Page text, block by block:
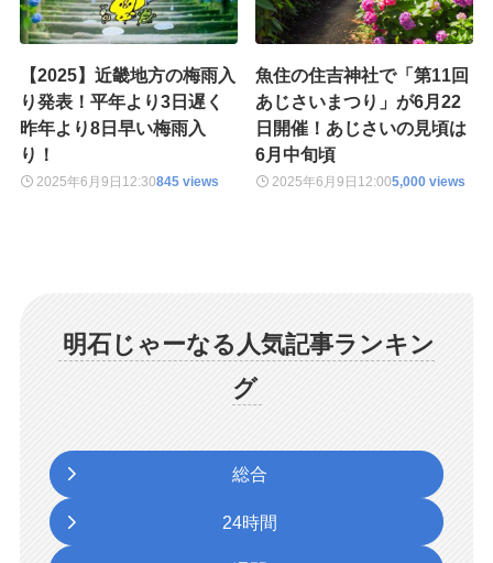
【2025】近畿地方の梅雨入
り発表！平年より3日遅く
昨年より8日早い梅雨入
り！
2025年6月9日 12:30845 views
魚住の住吉神社で「第11回
あじさいまつり」が6月22
日開催！あじさいの見頃は
6月中旬頃
2025年6月9日 12:005,000 views
明石じゃーなる人気記事ランキン
グ
総合
24時間